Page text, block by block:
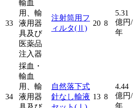
33
輸血
用、輸
液用器
具及び
医薬品
注入器
注射筒用フ
ィルタ(Ⅱ)
20 8
5.31
億円/
年
34
採血・
輸血
用、輸
液用器
自然落下式
針なし輸液 13 8
4.44
億円/
年